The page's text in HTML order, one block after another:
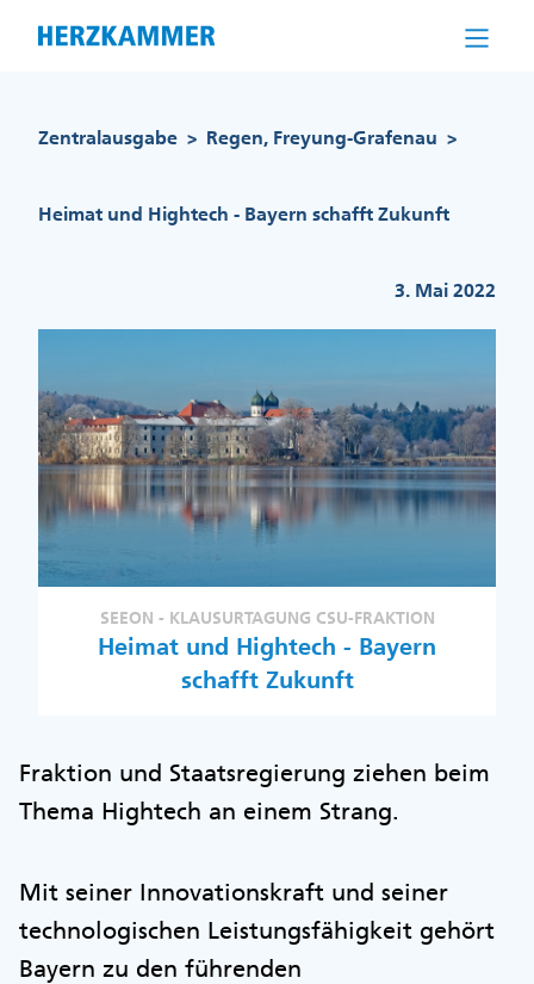
Zentralausgabe > Regen, Freyung-Grafenau >
Heimat und Hightech - Bayern schafft Zukunft
3. Mai 2022
SEEON - KLAUSURTAGUNG CSU-FRAKTION
Heimat und Hightech - Bayern
schafft Zukunft
Fraktion und Staatsregierung ziehen beim
Thema Hightech an einem Strang.
Mit seiner Innovationskraft und seiner
technologischen Leistungsfähigkeit gehört
Bayern zu den führenden